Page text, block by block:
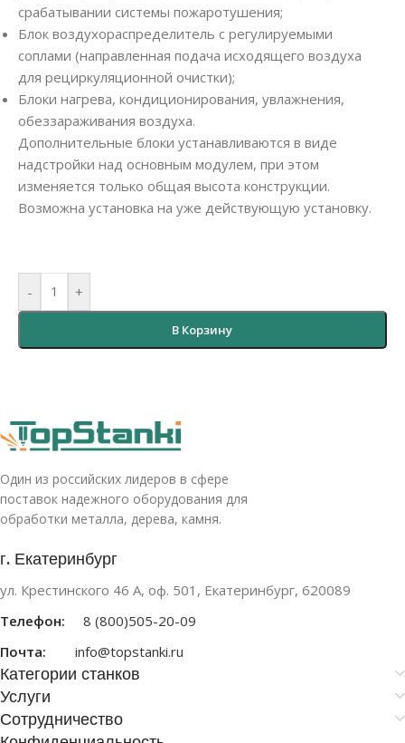
срабатывании системы пожаротушения;
Блок воздухораспределитель с регулируемыми
соплами (направленная подача исходящего воздуха
для рециркуляционной очистки);
Блоки нагрева, кондиционирования, увлажнения,
обеззараживания воздуха.
Дополнительные блоки устанавливаются в виде
надстройки над основным модулем, при этом
изменяется только общая высота конструкции.
Возможна установка на уже действующую установку.
- +
В Корзину
Один из российских лидеров в сфере
поставок надежного оборудования для
обработки металла, дерева, камня.
г. Екатеринбург
ул. Крестинского 46 А, оф. 501, Екатеринбург, 620089
Телефон:
8 (800)505-20-09
Почта:
info@topstanki.ru
Категории станков
Услуги
Сотрудничество